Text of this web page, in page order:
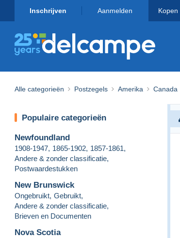
Inschrijven Aanmelden Kopen
Alle categorieën Postzegels Amerika Canada
Populaire categorieën
Newfoundland
1908-1947, 1865-1902, 1857-1861,
Andere & zonder classificatie,
Postwaardestukken
New Brunswick
Ongebruikt, Gebruikt,
Andere & zonder classificatie,
Brieven en Documenten
Nova Scotia